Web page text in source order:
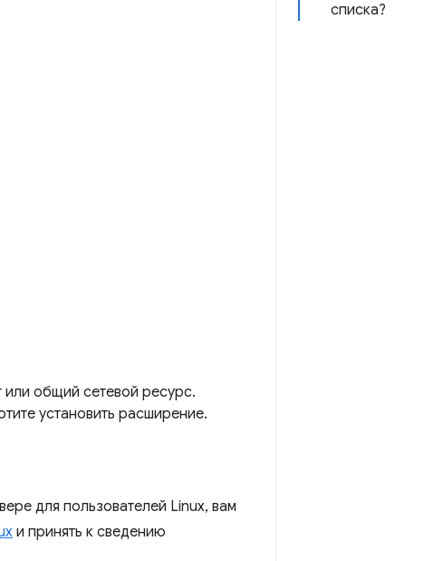
списка?
общий сетевой ресурс.
установить расширение.
для пользователей Linux, вам
и принять к сведению